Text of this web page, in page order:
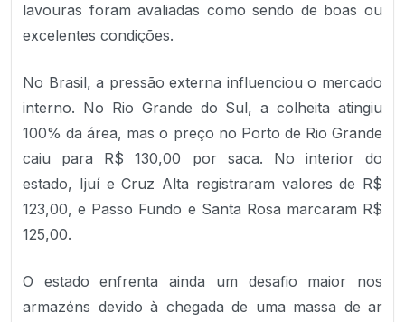
lavouras foram avaliadas como sendo de boas ou
excelentes condições.
No Brasil, a pressão externa influenciou o mercado
interno. No Rio Grande do Sul, a colheita atingiu
100% da área, mas o preço no Porto de Rio Grande
caiu para R$ 130,00 por saca. No interior do
estado, Ijuí e Cruz Alta registraram valores de R$
123,00, e Passo Fundo e Santa Rosa marcaram R$
125,00.
O estado enfrenta ainda um desafio maior nos
armazéns devido à chegada de uma massa de ar